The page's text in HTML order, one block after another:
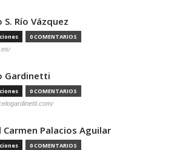
Río Vázquez
0 COMENTARIOS
Gardinetti
0 COMENTARIOS
Carmen Palacios Aguilar
0 COMENTARIOS